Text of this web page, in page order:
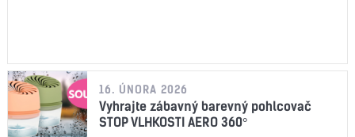
16. ÚNORA 2026
Vyhrajte zábavný barevný pohlcovač
STOP VLHKOSTI AERO 360°